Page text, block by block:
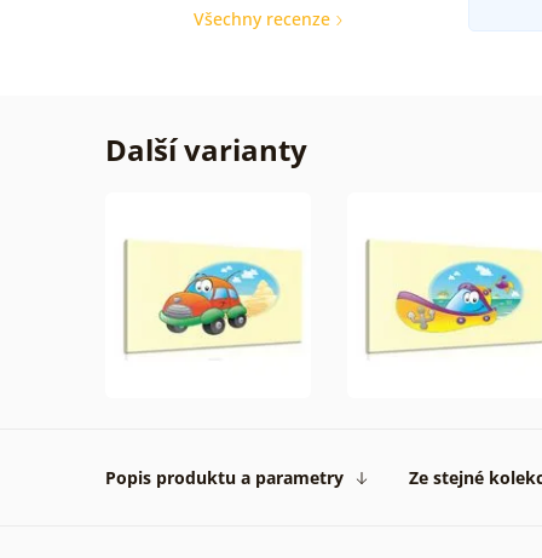
Všechny recenze
Další varianty
Popis produktu a parametry Ze stejné